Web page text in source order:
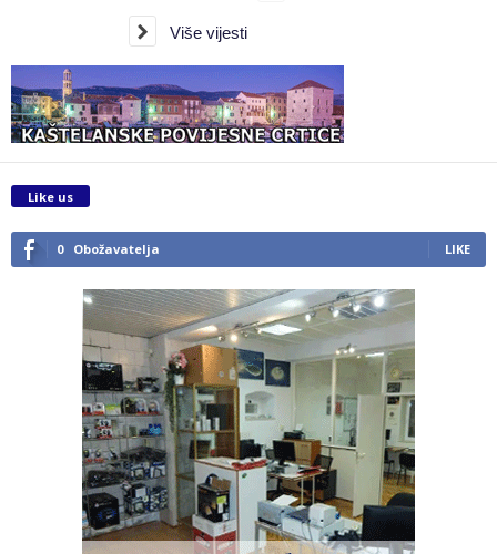
Više vijesti
Like us
0 Obožavatelja LIKE